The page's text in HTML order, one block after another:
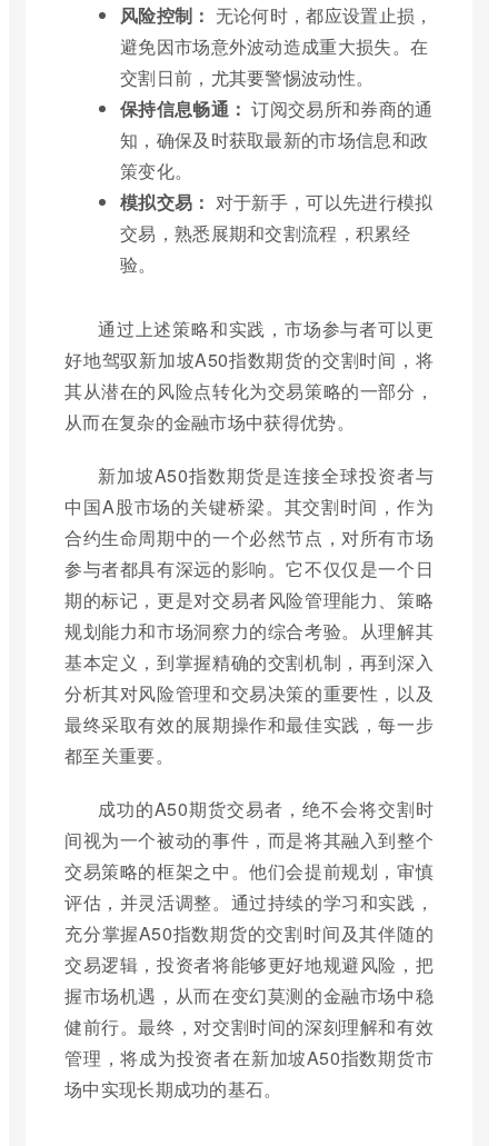
风险控制： 无论何时，都应设置止损，
避免因市场意外波动造成重大损失。在
交割日前，尤其要警惕波动性。
保持信息畅通： 订阅交易所和券商的通
知，确保及时获取最新的市场信息和政
策变化。
模拟交易： 对于新手，可以先进行模拟
交易，熟悉展期和交割流程，积累经
验。
通过上述策略和实践，市场参与者可以更
好地驾驭新加坡A50指数期货的交割时间，将
其从潜在的风险点转化为交易策略的一部分，
从而在复杂的金融市场中获得优势。
新加坡A50指数期货是连接全球投资者与
中国A股市场的关键桥梁。其交割时间，作为
合约生命周期中的一个必然节点，对所有市场
参与者都具有深远的影响。它不仅仅是一个日
期的标记，更是对交易者风险管理能力、策略
规划能力和市场洞察力的综合考验。从理解其
基本定义，到掌握精确的交割机制，再到深入
分析其对风险管理和交易决策的重要性，以及
最终采取有效的展期操作和最佳实践，每一步
都至关重要。
成功的A50期货交易者，绝不会将交割时
间视为一个被动的事件，而是将其融入到整个
交易策略的框架之中。他们会提前规划，审慎
评估，并灵活调整。通过持续的学习和实践，
充分掌握A50指数期货的交割时间及其伴随的
交易逻辑，投资者将能够更好地规避风险，把
握市场机遇，从而在变幻莫测的金融市场中稳
健前行。最终，对交割时间的深刻理解和有效
管理，将成为投资者在新加坡A50指数期货市
场中实现长期成功的基石。